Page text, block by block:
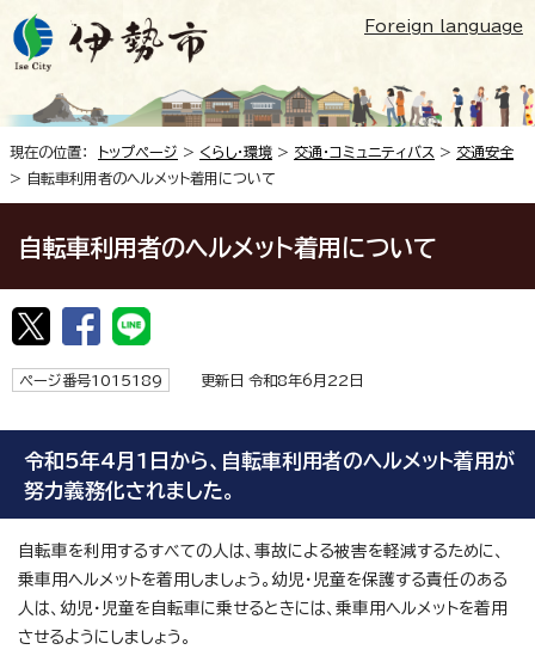
Foreign language
現在の位置： トップページ > くらし・環境 > 交通・コミュニティバス > 交通安全
> 自転車利用者のヘルメット着用について
自転車利用者のヘルメット着用について
ページ番号1015189 更新日 令和8年6月22日
令和5年4月1日から、自転車利用者のヘルメット着用が
努力義務化されました。
自転車を利用するすべての人は、事故による被害を軽減するために、
乗車用ヘルメットを着用しましょう。幼児・児童を保護する責任のある
人は、幼児・児童を自転車に乗せるときには、乗車用ヘルメットを着用
させるようにしましょう。